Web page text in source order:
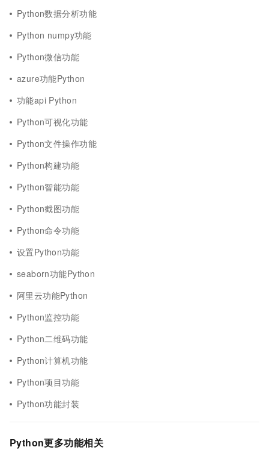
Python数据分析功能
Python numpy功能
Python微信功能
azure功能Python
功能api Python
Python可视化功能
Python文件操作功能
Python构建功能
Python智能功能
Python截图功能
Python命令功能
设置Python功能
seaborn功能Python
阿里云功能Python
Python监控功能
Python二维码功能
Python计算机功能
Python项目功能
Python功能封装
Python更多功能相关